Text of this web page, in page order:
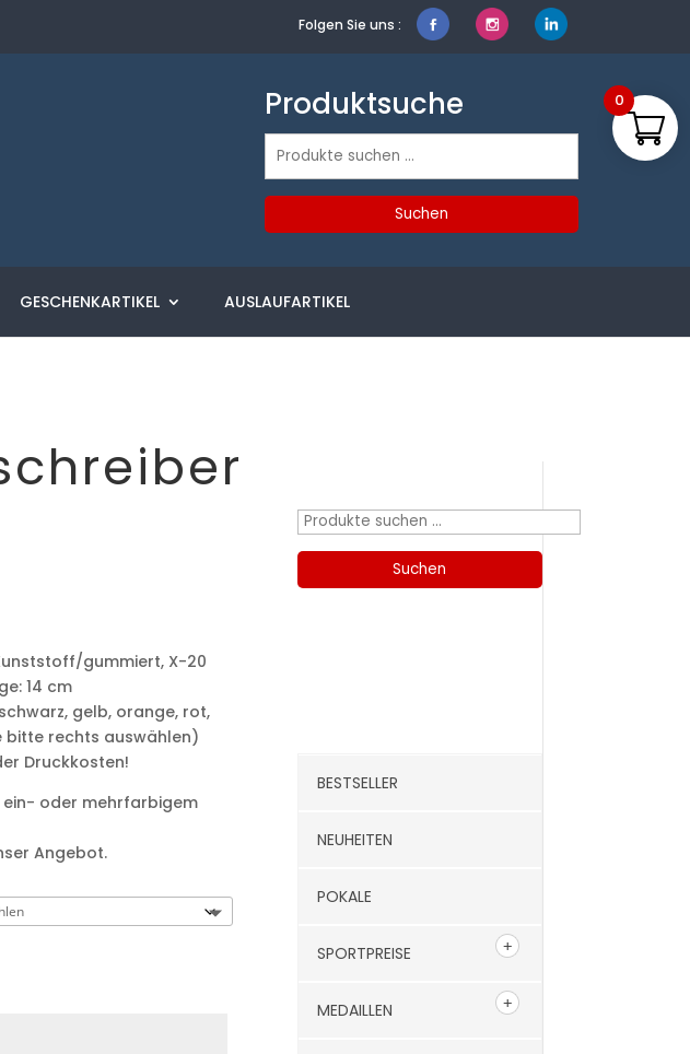
Folgen Sie uns :
Produktsuche
Suchen
Suchen
GESCHENKARTIKEL AUSLAUFARTIKEL
gummiert, X-20
14 cm
gelb, orange, rot,
bitte rechts auswählen)
Druckkosten!
ein- oder mehrfarbigem
Angebot.
Suchen
Suchen
BESTSELLER
NEUHEITEN
POKALE
SPORTPREISE
MEDAILLEN
0